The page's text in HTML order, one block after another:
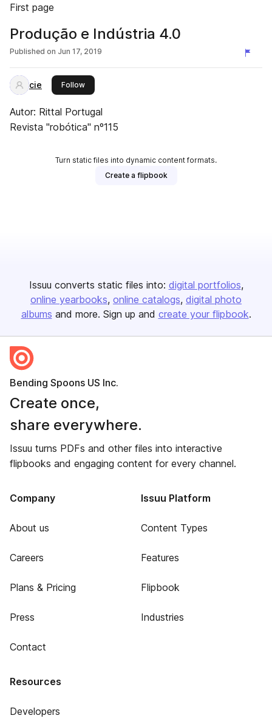
First page
Produção e Indústria 4.0
Published on Jun 17, 2019
cie Followthis publisher
Autor: Rittal Portugal
Revista "robótica" nº115
Turn static files into dynamic content formats.
Create a flipbook
Issuu converts static files into: digital portfolios
online yearbooks online catalogs digital photo
albums and more. Sign up and create your flipbook.
Bending Spoons US Inc.
Create once,
share everywhere.
Issuu turns PDFs and other files into interactive
flipbooks and engaging content for every channel.
Company
About us
Careers
Plans & Pricing
Press
Contact
Issuu Platform
Content Types
Features
Flipbook
Industries
Resources
Developers